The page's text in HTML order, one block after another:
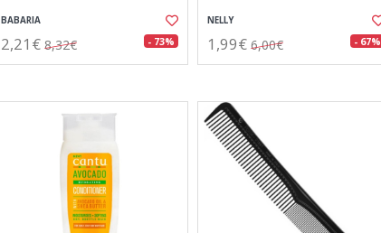
BABARIA
2,21€ 8,32€ - 73%
NELLY
1,99€ 6,00€ - 67%